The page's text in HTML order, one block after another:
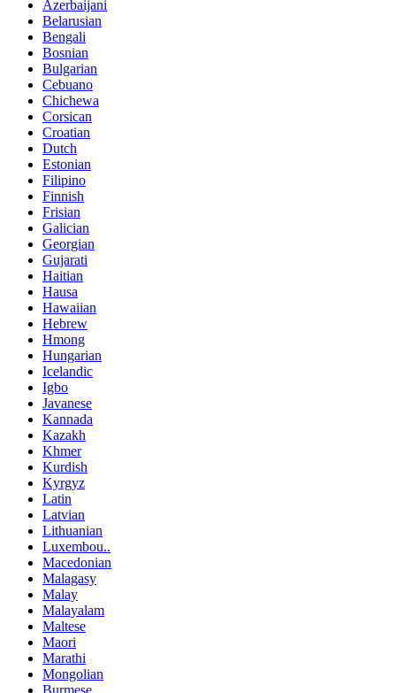
Azerbaijani
Belarusian
Bengali
Bosnian
Bulgarian
Cebuano
Chichewa
Corsican
Croatian
Dutch
Estonian
Filipino
Finnish
Frisian
Galician
Georgian
Gujarati
Haitian
Hausa
Hawaiian
Hebrew
Hmong
Hungarian
Icelandic
Igbo
Javanese
Kannada
Kazakh
Khmer
Kurdish
Kyrgyz
Latin
Latvian
Lithuanian
Luxembou..
Macedonian
Malagasy
Malay
Malayalam
Maltese
Maori
Marathi
Mongolian
Burmese